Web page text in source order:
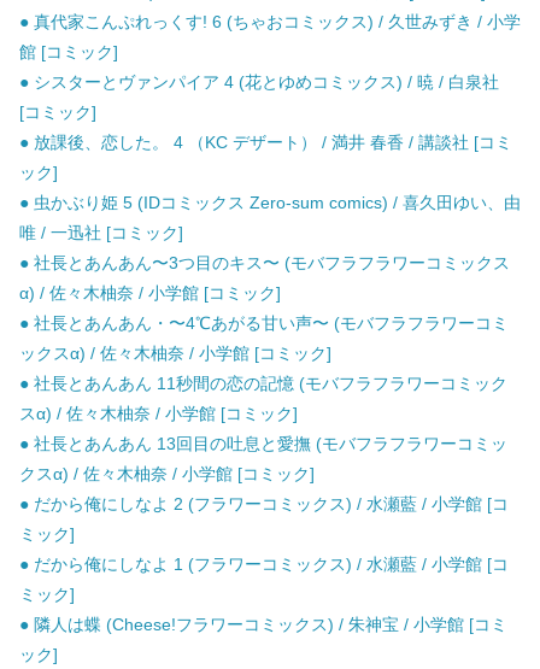
● 真代家こんぷれっくす! 6 (ちゃおコミックス) / 久世みずき / 小学
館 [コミック]
● シスターとヴァンパイア 4 (花とゆめコミックス) / 暁 / 白泉社
[コミック]
● 放課後、恋した。 4 （KC デザート） / 満井 春香 / 講談社 [コミ
ック]
● 虫かぶり姫 5 (IDコミックス Zero-sum comics) / 喜久田ゆい、由
唯 / 一迅社 [コミック]
● 社長とあんあん〜3つ目のキス〜 (モバフラフラワーコミックス
α) / 佐々木柚奈 / 小学館 [コミック]
● 社長とあんあん・〜4℃あがる甘い声〜 (モバフラフラワーコミ
ックスα) / 佐々木柚奈 / 小学館 [コミック]
● 社長とあんあん 11秒間の恋の記憶 (モバフラフラワーコミック
スα) / 佐々木柚奈 / 小学館 [コミック]
● 社長とあんあん 13回目の吐息と愛撫 (モバフラフラワーコミッ
クスα) / 佐々木柚奈 / 小学館 [コミック]
● だから俺にしなよ 2 (フラワーコミックス) / 水瀬藍 / 小学館 [コ
ミック]
● だから俺にしなよ 1 (フラワーコミックス) / 水瀬藍 / 小学館 [コ
ミック]
● 隣人は蝶 (Cheese!フラワーコミックス) / 朱神宝 / 小学館 [コミ
ック]